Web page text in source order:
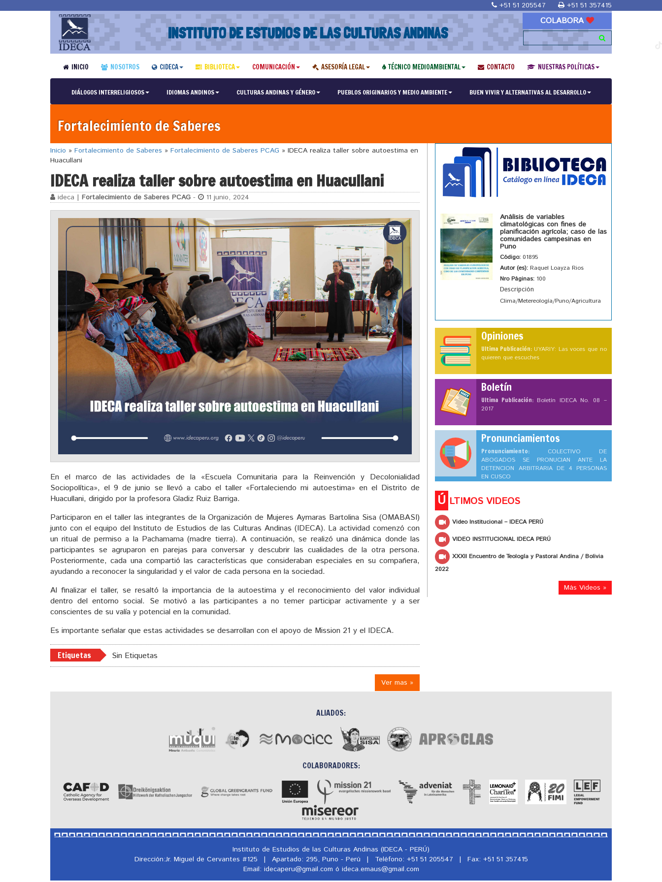
+51 51 205547 +51 51 357415
INSTITUTO DE ESTUDIOS DE LAS CULTURAS ANDINAS
COLABORA
INICIO NOSOTROS CIDECA BIBLIOTECA COMUNICACIÓN ASESORÍA LEGAL TÉCNICO MEDIOAMBIENTAL CONTACTO NUESTRAS POLÍTICAS
DIÁLOGOS INTERRELIGIOSOS IDIOMAS ANDINOS CULTURAS ANDINAS Y GÉNERO PUEBLOS ORIGINARIOS Y MEDIO AMBIENTE BUEN VIVIR Y ALTERNATIVAS AL DESARROLLO
Fortalecimiento de Saberes
Inicio » Fortalecimiento de Saberes » Fortalecimiento de Saberes PCAG » IDECA realiza taller sobre autoestima en
Huacullani
IDECA realiza taller sobre autoestima en Huacullani
ideca | Fortalecimiento de Saberes PCAG - 11 junio, 2024
En el marco de las actividades de la «Escuela Comunitaria para la Reinvención y Decolonialidad
Sociopolítica», el 9 de junio se llevó a cabo el taller «Fortaleciendo mi autoestima» en el Distrito de
Huacullani, dirigido por la profesora Gladiz Ruiz Barriga.
Participaron en el taller las integrantes de la Organización de Mujeres Aymaras Bartolina Sisa (OMABASI)
junto con el equipo del Instituto de Estudios de las Culturas Andinas (IDECA). La actividad comenzó con
un ritual de permiso a la Pachamama (madre tierra). A continuación, se realizó una dinámica donde las
participantes se agruparon en parejas para conversar y descubrir las cualidades de la otra persona.
Posteriormente, cada una compartió las características que consideraban especiales en su compañera,
ayudando a reconocer la singularidad y el valor de cada persona en la sociedad.
Al finalizar el taller, se resaltó la importancia de la autoestima y el reconocimiento del valor individual
dentro del entorno social. Se motivó a las participantes a no temer participar activamente y a ser
conscientes de su valía y potencial en la comunidad.
Es importante señalar que estas actividades se desarrollan con el apoyo de Mission 21 y el IDECA.
Etiquetas Sin Etiquetas
Ver mas »
Análisis de variables
climatológicas con fines de
planificación agrícola; caso de las
comunidades campesinas en
Puno
Código: 01895
Autor (es): Raquel Loayza Rios
Nro Páginas: 100
Descripción
Clima/Metereología/Puno/Agricultura
Opiniones
Ultima Publicación: UYARIY: Las voces que no
quieren que escuches
Boletín
Ultima Publicación: Boletín IDECA No. 08 –
2017
Pronunciamientos
Pronunciamiento: COLECTIVO DE
ABOGADOS SE PRONUCIAN ANTE LA
DETENCION ARBITRARIA DE 4 PERSONAS
EN CUSCO
Ú LTIMOS VIDEOS
Video Institucional – IDECA PERÚ
VIDEO INSTITUCIONAL IDECA PERÚ
XXXII Encuentro de Teología y Pastoral Andina / Bolivia
2022
Más Videos »
ALIADOS:
COLABORADORES:
Instituto de Estudios de las Culturas Andinas (IDECA - PERÚ)
Dirección:Jr. Miguel de Cervantes #125
| Apartado: 295, Puno - Perú | Teléfono: +51 51 205547 |
Fax: +51 51 357415
Email: idecaperu@gmail.com ó ideca.emaus@gmail.com